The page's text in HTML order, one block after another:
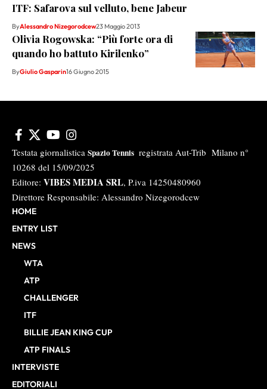
ITF: Safarova sul velluto, bene Jabeur
ByAlessandro Nizegorodcew23 Maggio 2013
Olivia Rogowska: “Più forte ora di
quando ho battuto Kirilenko”
ByGiulio Gasparin16 Giugno 2015
Testata giornalistica Spazio Tennis registrata Aut-Trib Milano n°
10268 del 15/09/2025
Editore: VIBES MEDIA SRL, P.iva 14250480960
Direttore Responsabile: Alessandro Nizegorodcew
HOME
ENTRY LIST
NEWS
WTA
ATP
CHALLENGER
ITF
BILLIE JEAN KING CUP
ATP FINALS
INTERVISTE
EDITORIALI